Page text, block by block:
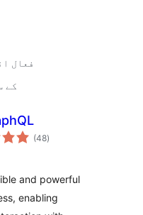
30,000+
(48مجموعی
درجہ
)
and powerful
enabling